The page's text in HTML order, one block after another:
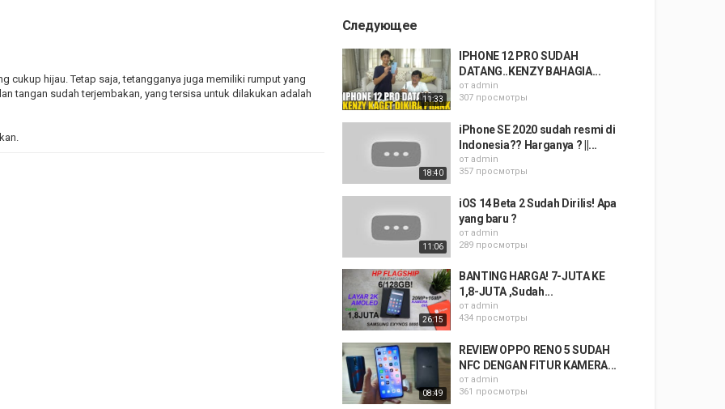
cukup hijau. Tetap saja, tetangganya juga memiliki rumput yang
tangan sudah terjembakan, yang tersisa untuk dilakukan adalah
Следующее
11:33
IPHONE 12 PRO SUDAH
DATANG..KENZY BAHAGIA...
от admin
307 просмотры
18:40
iPhone SE 2020 sudah resmi di
Indonesia?? Harganya ? ||...
от admin
357 просмотры
11:06
iOS 14 Beta 2 Sudah Dirilis! Apa
yang baru ?
от admin
289 просмотры
26:15
BANTING HARGA! 7-JUTA KE
1,8-JUTA ,Sudah...
от admin
434 просмотры
08:49
REVIEW OPPO RENO 5 SUDAH
NFC DENGAN FITUR KAMERA...
от admin
361 просмотры